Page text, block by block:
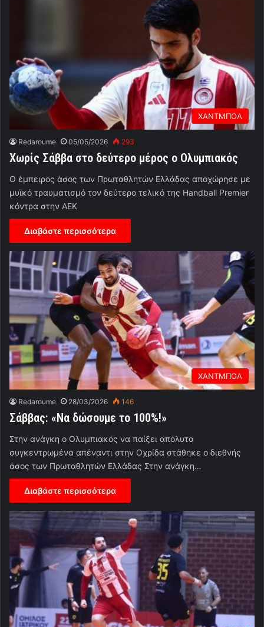
ΧΑΝΤΜΠΟΛ
Redaroume 05/05/2026 293
Χωρίς Σάββα στο δεύτερο μέρος ο Ολυμπιακός
Ο έμπειρος άσος των Πρωταθλητών Ελλάδας αποχώρησε με
μυϊκό τραυματισμό τον δεύτερο τελικό της Handball Premier
κόντρα στην ΑΕΚ
Διαβάστε περισσότερα
ΧΑΝΤΜΠΟΛ
Redaroume 28/03/2026 146
Σάββας: «Να δώσουμε το 100%!»
Στην ανάγκη ο Ολυμπιακός να παίξει απόλυτα
συγκεντρωμένα απέναντι στην Οχρίδα στάθηκε ο διεθνής
άσος των Πρωταθλητών Ελλάδας Στην ανάγκη…
Διαβάστε περισσότερα